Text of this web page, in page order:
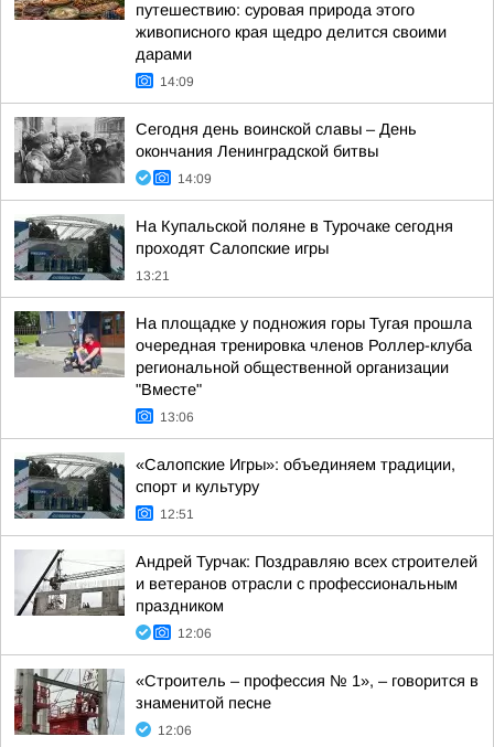
путешествию: суровая природа этого
живописного края щедро делится своими
дарами
14:09
Сегодня день воинской славы – День
окончания Ленинградской битвы
14:09
На Купальской поляне в Турочаке сегодня
проходят Салопские игры
13:21
На площадке у подножия горы Тугая прошла
очередная тренировка членов Роллер-клуба
региональной общественной организации
"Вместе"
13:06
«Салопские Игры»: объединяем традиции,
спорт и культуру
12:51
Андрей Турчак: Поздравляю всех строителей
и ветеранов отрасли с профессиональным
праздником
12:06
«Строитель – профессия № 1», – говорится в
знаменитой песне
12:06